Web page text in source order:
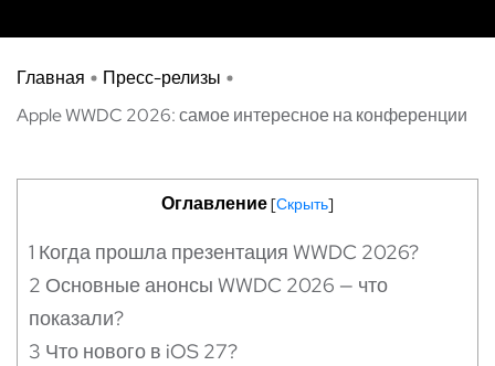
Главная
Пресс-релизы
Apple WWDC 2026: самое интересное на конференции
Оглавление[Скрыть]
1 Когда прошла презентация WWDC 2026?
2 Основные анонсы WWDC 2026 — что
показали?
3 Что нового в iOS 27?